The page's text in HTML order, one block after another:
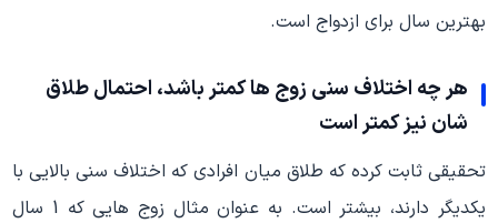
بهترین سال برای ازدواج است.
هر چه اختلاف سنی زوج ها کمتر باشد، احتمال طلاق
شان نیز کمتر است
تحقیقی ثابت کرده که طلاق میان افرادی که اختلاف سنی بالایی با
یکدیگر دارند، بیشتر است. به عنوان مثال زوج هایی که 1 سال